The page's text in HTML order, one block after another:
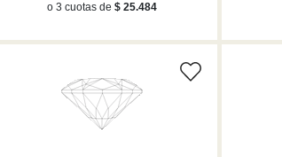
o 3 cuotas de $ 25.484